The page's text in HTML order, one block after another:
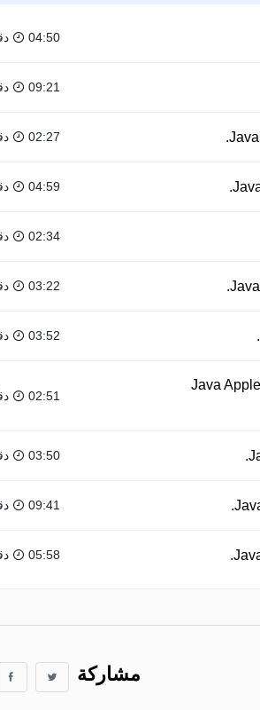
04:50 دقائق
09:21 دقائق
02:27 دقائق
04:59 دقائق
02:34 دقائق
03:22 دقائق
03:52 دقائق
Java
02:51 دقائق
03:50 دقائق
09:41 دقائق
05:58 دقائق
مشاركة